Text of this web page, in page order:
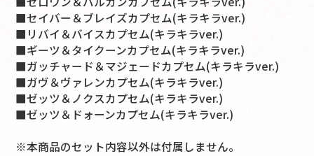
■セイバー＆ブレイズカプセム(キラキラver.)
■リバイ＆バイスカプセム(キラキラver.)
■ギーツ＆タイクーンカプセム(キラキラver.)
■ガッチャード＆マジェードカプセム(キラキラver.)
■ガヴ＆ヴァレンカプセム(キラキラver.)
■ゼッツ＆ノクスカプセム(キラキラver.)
■ゼッツ＆ドォーンカプセム(キラキラver.)
※本商品のセット内容以外は付属しません。